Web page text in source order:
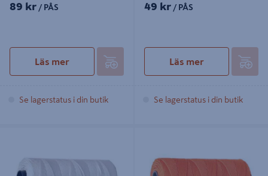
89 kr / PÅS
Läs mer
Se lagerstatus i din butik
49 kr / PÅS
Läs mer
Se lagerstatus i din butik